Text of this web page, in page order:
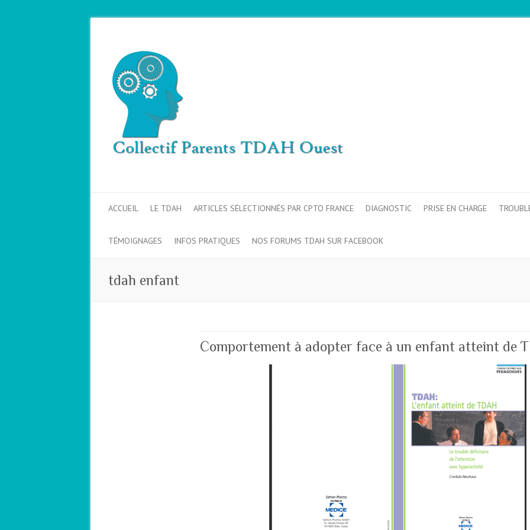
ACCUEIL LE TDAH ARTICLES SÉLECTIONNÉS PAR CPTO FRANCE DIAGNOSTIC PRISE EN CHARGE
TÉMOIGNAGES INFOS PRATIQUES NOS FORUMS TDAH SUR FACEBOOK
tdah enfant
Comportement à adopter face à un enfant atteint de